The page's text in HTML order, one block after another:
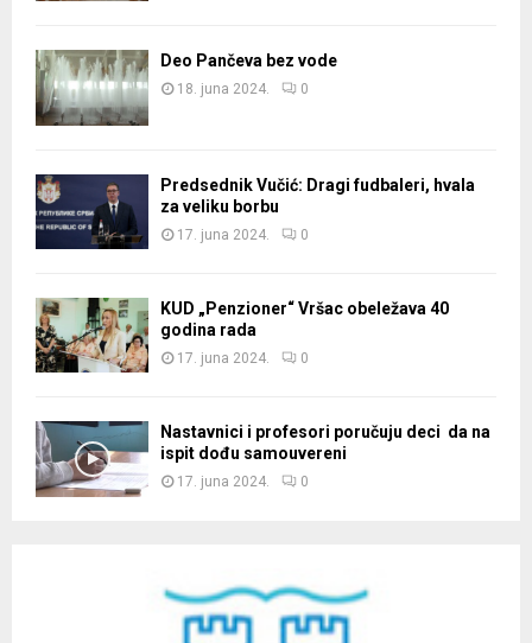
Deo Pančeva bez vode
18. juna 2024. 0
Predsednik Vučić: Dragi fudbaleri, hvala
za veliku borbu
17. juna 2024. 0
KUD „Penzioner“ Vršac obeležava 40
godina rada
17. juna 2024. 0
Nastavnici i profesori poručuju deci da na
ispit dođu samouvereni
17. juna 2024. 0